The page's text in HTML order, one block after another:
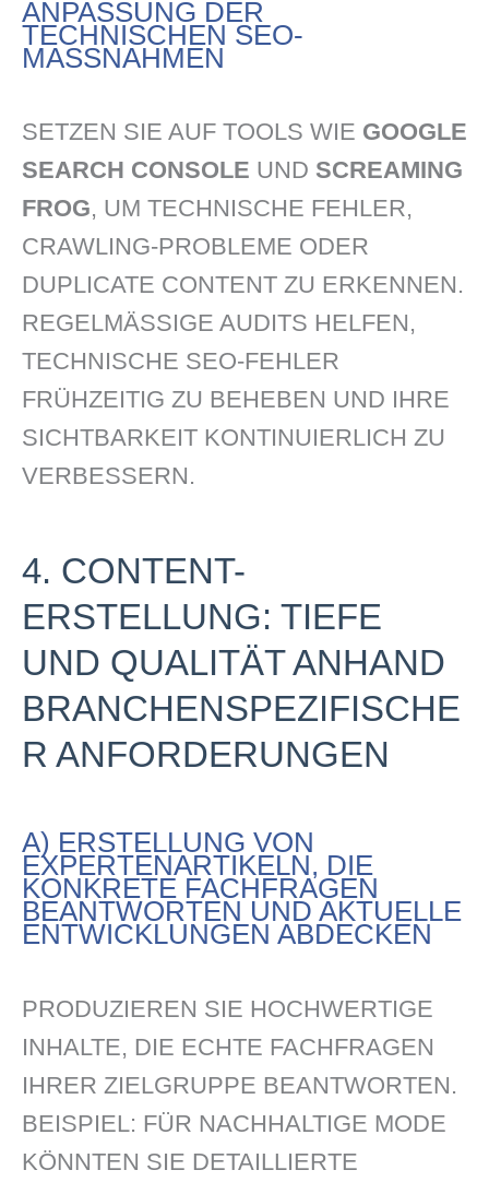
ANPASSUNG DER
TECHNISCHEN SEO-
MASSNAHMEN
SETZEN SIE AUF TOOLS WIE GOOGLE
SEARCH CONSOLE UND SCREAMING
FROG, UM TECHNISCHE FEHLER,
CRAWLING-PROBLEME ODER
DUPLICATE CONTENT ZU ERKENNEN.
REGELMÄSSIGE AUDITS HELFEN, T
ECHNISCHE SEO-FEHLER F
RÜHZEITIG ZU BEHEBEN UND IHRE S
ICHTBARKEIT KONTINUIERLICH ZU V
ERBESSERN.
4. CONTENT-
ERSTELLUNG: TIEFE
UND QUALITÄT ANHAND
BRANCHENSPEZIFISCHE
R ANFORDERUNGEN
A) ERSTELLUNG VON
EXPERTENARTIKELN, DIE
KONKRETE FACHFRAGEN
BEANTWORTEN UND AKTUELLE
ENTWICKLUNGEN ABDECKEN
PRODUZIEREN SIE HOCHWERTIGE
INHALTE, DIE ECHTE FACHFRAGEN
IHRER ZIELGRUPPE BEANTWORTEN.
BEISPIEL: FÜR NACHHALTIGE MODE
KÖNNTEN SIE DETAILLIERTE